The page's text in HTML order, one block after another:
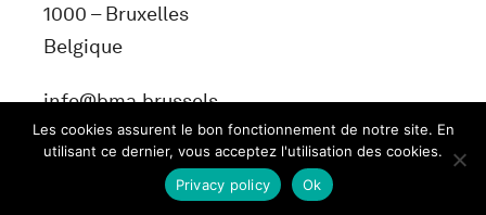
1000 – Bruxelles
Belgique
info@bma.brussels
Les cookies assurent le bon fonctionnement de notre site. En
utilisant ce dernier, vous acceptez l'utilisation des cookies.
Ok
Privacy policy